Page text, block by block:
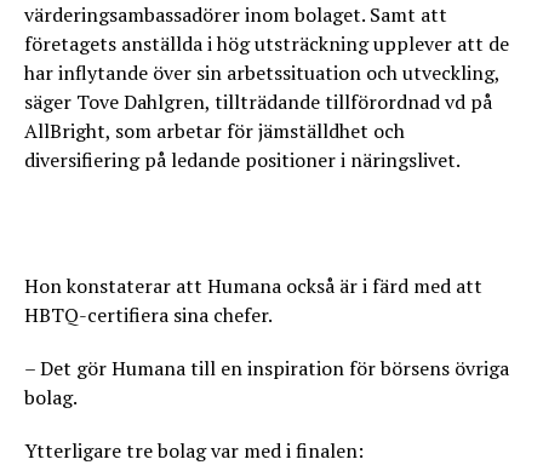
värderingsambassadörer inom bolaget. Samt att
företagets anställda i hög utsträckning upplever att de
har inflytande över sin arbetssituation och utveckling,
säger Tove Dahlgren, tillträdande tillförordnad vd på
AllBright, som arbetar för jämställdhet och
diversifiering på ledande positioner i näringslivet.
Hon konstaterar att Humana också är i färd med att
HBTQ-certifiera sina chefer.
– Det gör Humana till en inspiration för börsens övriga
bolag.
Ytterligare tre bolag var med i finalen: